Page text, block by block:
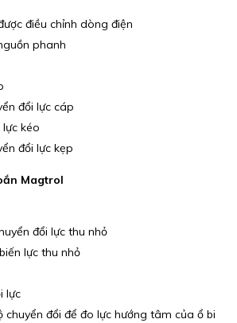
điều chỉnh dòng điện
phanh
đổi lực cáp
lực kéo
đổi lực kẹp
Magtrol
đổi lực thu nhỏ
lực thu nhỏ
lực
chuyển đổi để đo lực hướng tâm của ổ bi